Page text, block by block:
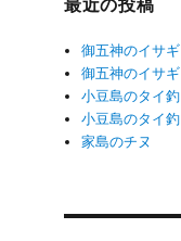
最近の投稿
御五神のイサ
御五神のイサギ
小豆島のタイ
小豆島のタイ
家島のチヌ